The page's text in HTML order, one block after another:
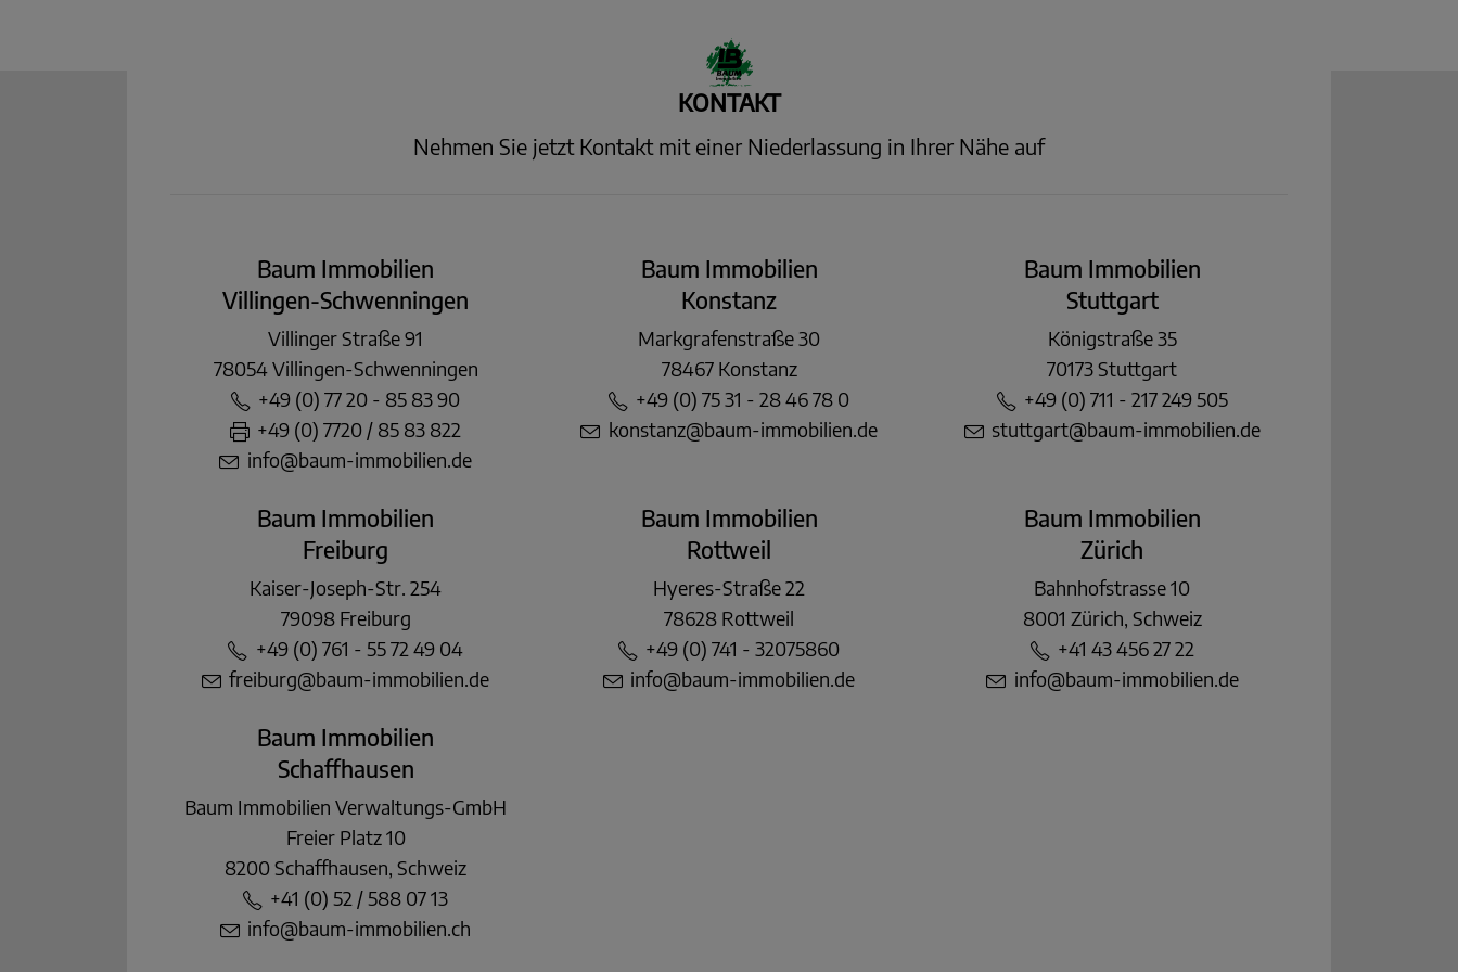
KONTAKT
Nehmen Sie jetzt Kontakt mit einer Niederlassung in Ihrer Nähe auf
Baum Immobilien
Villingen-Schwenningen
Villinger Straße 91
78054 Villingen-Schwenningen
+49 (0) 77 20 - 85 83 90
+49 (0) 7720 / 85 83 822
info@baum-immobilien.de
Baum Immobilien
Konstanz
Markgrafenstraße 30
78467 Konstanz
+49 (0) 75 31 - 28 46 78 0
konstanz@baum-immobilien.de
Baum Immobilien
Stuttgart
Königstraße 35
70173 Stuttgart
+49 (0) 711 - 217 249 505
stuttgart@baum-immobilien.de
Baum Immobilien
Freiburg
Kaiser-Joseph-Str. 254
79098 Freiburg
+49 (0) 761 - 55 72 49 04
freiburg@baum-immobilien.de
Baum Immobilien
Rottweil
Hyeres-Straße 22
78628 Rottweil
+49 (0) 741 - 32075860
info@baum-immobilien.de
Baum Immobilien
Zürich
Bahnhofstrasse 10
8001 Zürich, Schweiz
+41 43 456 27 22
info@baum-immobilien.de
Baum Immobilien
Schaffhausen
Baum Immobilien Verwaltungs-GmbH
Freier Platz 10
8200 Schaffhausen, Schweiz
+41 (0) 52 / 588 07 13
info@baum-immobilien.ch